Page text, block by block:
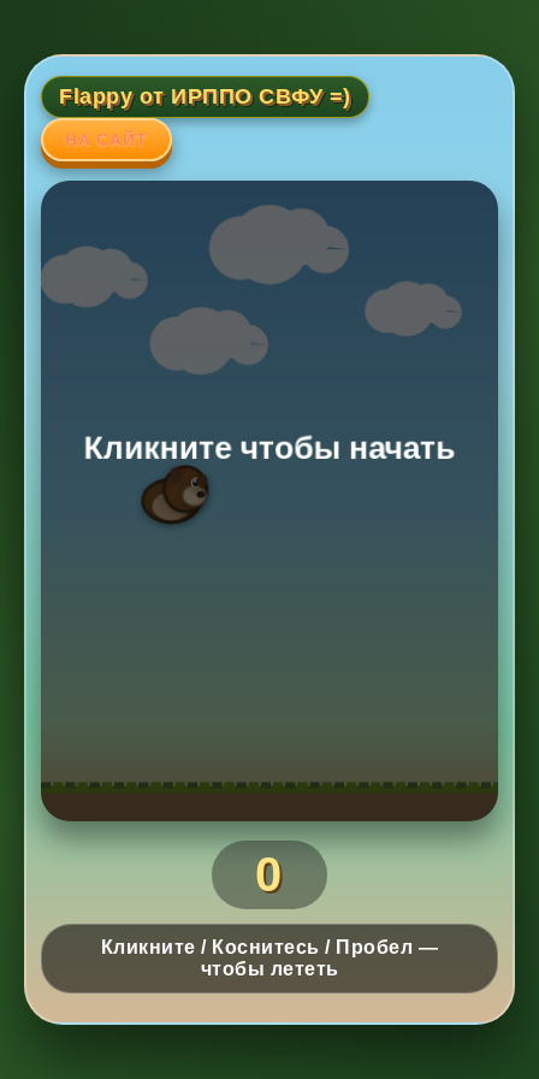
Flappy от ИРППО СВФУ =)
НА САЙТ
0
Кликните / Коснитесь / Пробел —
чтобы лететь